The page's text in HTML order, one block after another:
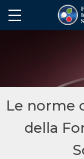
Le norme
della